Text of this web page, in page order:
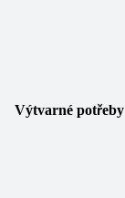
Výtvarné potřeby